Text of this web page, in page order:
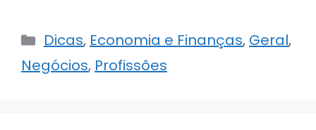
Categorias
Dicas, Economia e Finanças, Geral,
Negócios, Profissões